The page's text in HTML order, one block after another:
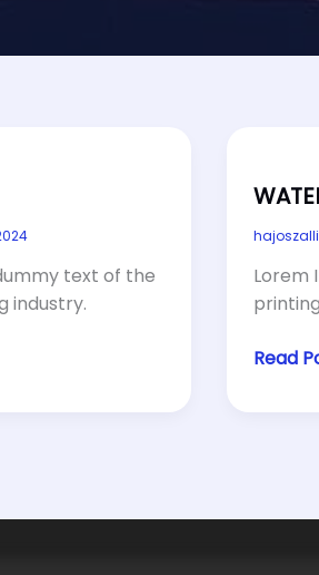
text of the
industry.
Lorem
WATER
Read